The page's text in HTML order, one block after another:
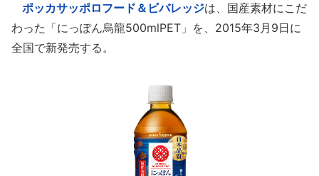
ポッカサッポロフード＆ビバレッジは、国産素材にこだ
わった「にっぽん烏龍500mlPET」を、2015年3月9日に
全国で新発売する。